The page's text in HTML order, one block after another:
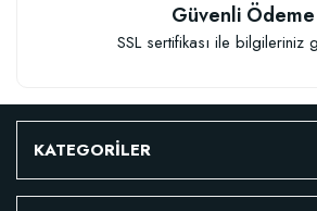
Güvenli Ödeme
SSL sertifikası ile bilgileriniz
KATEGORİLER